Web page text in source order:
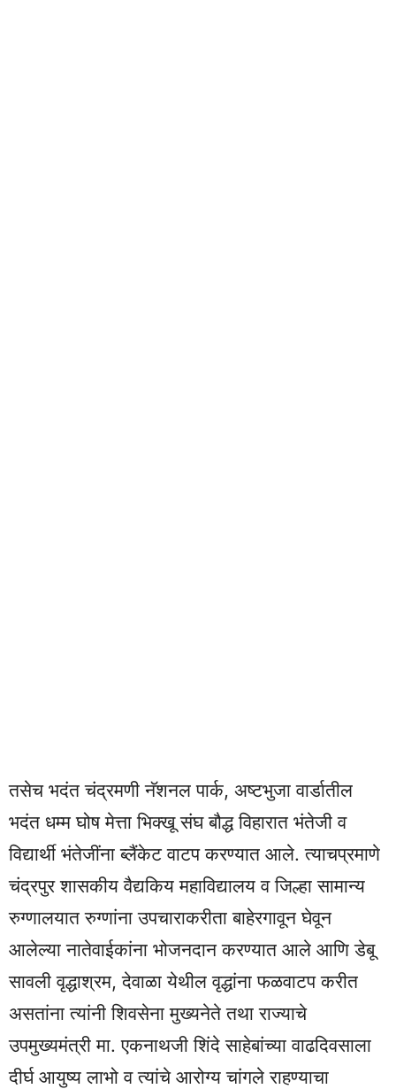
तसेच भदंत चंद्रमणी नॅशनल पार्क, अष्टभुजा वार्डातील
भदंत धम्म घोष मेत्ता भिक्खू संघ बौद्ध विहारात भंतेजी व
विद्यार्थी भंतेजींना ब्लैंकेट वाटप करण्यात आले. त्याचप्रमाणे
चंद्रपुर शासकीय वैद्यकिय महाविद्यालय व जिल्हा सामान्य
रुग्णालयात रुग्णांना उपचाराकरीता बाहेरगावून घेवून
आलेल्या नातेवाईकांना भोजनदान करण्यात आले आणि डेबू
सावली वृद्धाश्रम, देवाळा येथील वृद्धांना फळवाटप करीत
असतांना त्यांनी शिवसेना मुख्यनेते तथा राज्याचे
उपमुख्यमंत्री मा. एकनाथजी शिंदे साहेबांच्या वाढदिवसाला
दीर्घ आयुष्य लाभो व त्यांचे आरोग्य चांगले राहण्याचा